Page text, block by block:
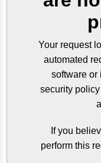
Your request
automated
software or
security
If you
perform this